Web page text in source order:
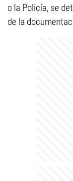
o la Policía, se
de la